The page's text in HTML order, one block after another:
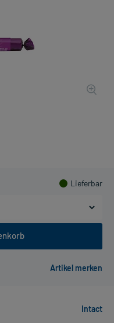
Lieferbar
Intact